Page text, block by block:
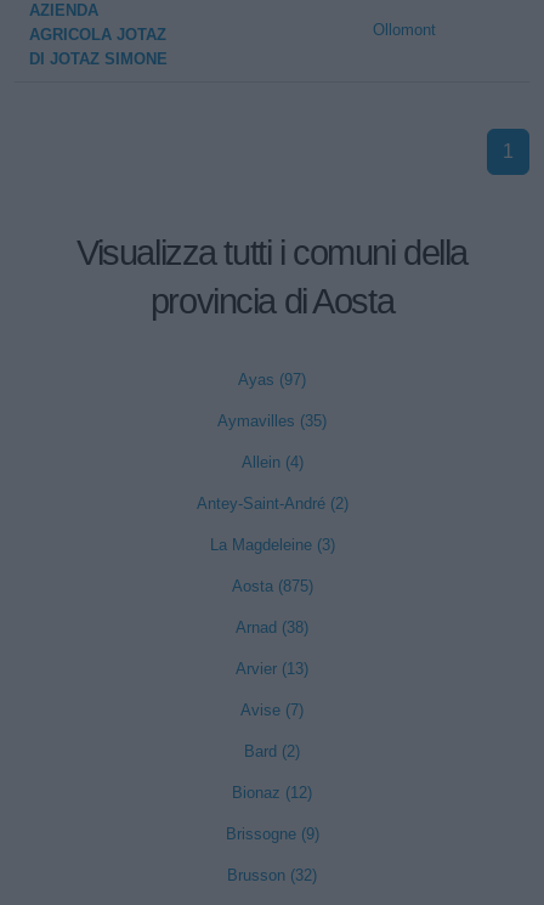
AZIENDA
AGRICOLA JOTAZ
DI JOTAZ SIMONE
Ollomont
1
Visualizza tutti i comuni della
provincia di Aosta
Ayas (97)
Aymavilles (35)
Allein (4)
Antey-Saint-André (2)
La Magdeleine (3)
Aosta (875)
Arnad (38)
Arvier (13)
Avise (7)
Bard (2)
Bionaz (12)
Brissogne (9)
Brusson (32)